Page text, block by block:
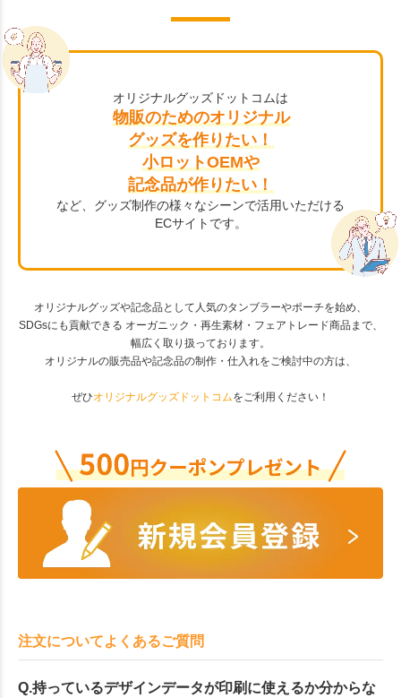
オリジナルグッズドットコムは
物販のためのオリジナル
グッズを作りたい！
小ロットOEMや
記念品が作りたい！
など、グッズ制作の様々なシーンで活用いただける
ECサイトです。
オリジナルグッズや記念品として人気のタンブラーやポーチを始め、
SDGsにも貢献できる オーガニック・再生素材・フェアトレード商品まで、
幅広く取り扱っております。
オリジナルの販売品や記念品の制作・仕入れをご検討中の方は、
ぜひオリジナルグッズドットコムをご利用ください！
注文についてよくあるご質問
Q.持っているデザインデータが印刷に使えるか分からな